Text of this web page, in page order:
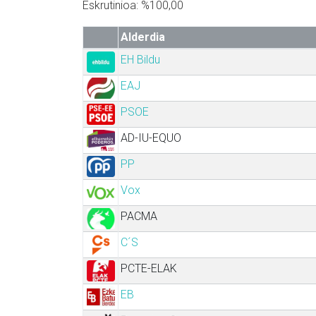
Eskrutinioa: %100,00
Alderdia
EH Bildu
EAJ
PSOE
AD-IU-EQUO
PP
Vox
PACMA
C´S
PCTE-ELAK
EB